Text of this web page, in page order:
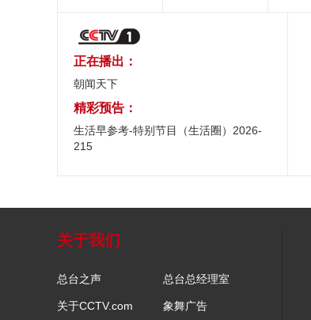
正在播出：
朝闻天下
精彩预告：
生活早参考-特别节目（生活圈）2026-
215
关于我们
总台之声 总台总经理室
关于CCTV.com 象舞广告